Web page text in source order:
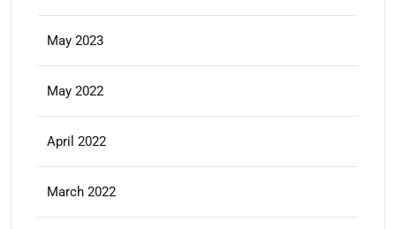
May 2023
May 2022
April 2022
March 2022